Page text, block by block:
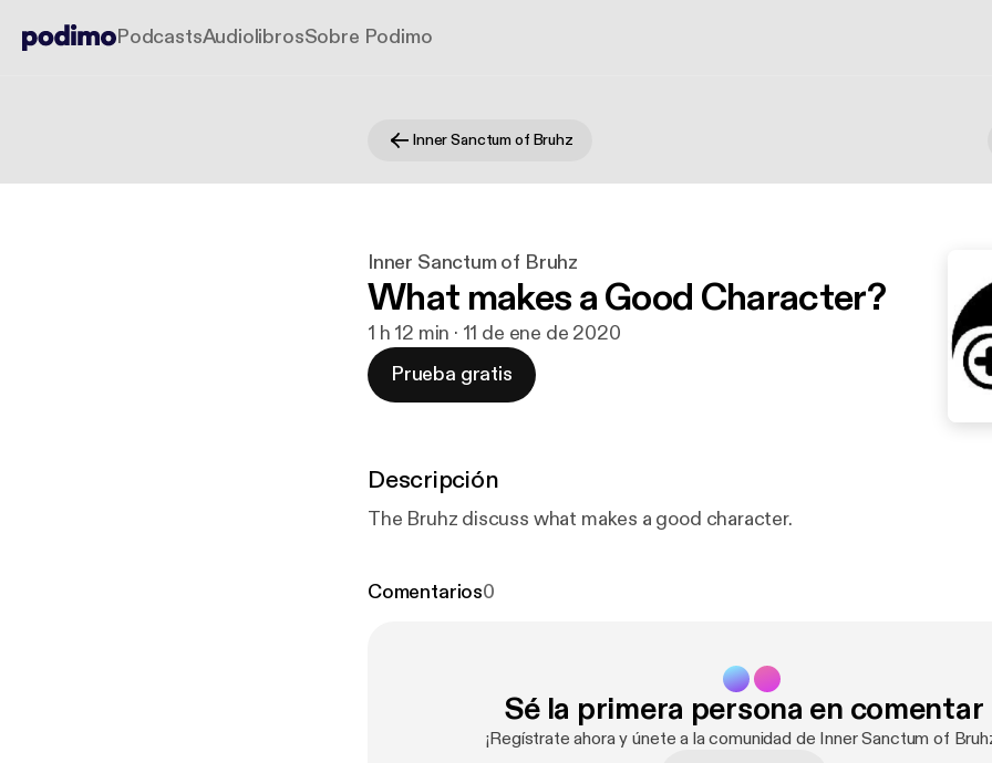
PodcastsAudiolibrosSobre Podimo
Inner Sanctum of Bruhz
Inner Sanctum of Bruhz
What makes a Good Character?
1 h 12 min · 11 de ene de 2020
Prueba gratis
Descripción
The Bruhz discuss what makes a good character.
Comentarios0
Sé la primera persona en comentar
¡Regístrate ahora y únete a la comunidad de Inner Sanctum of